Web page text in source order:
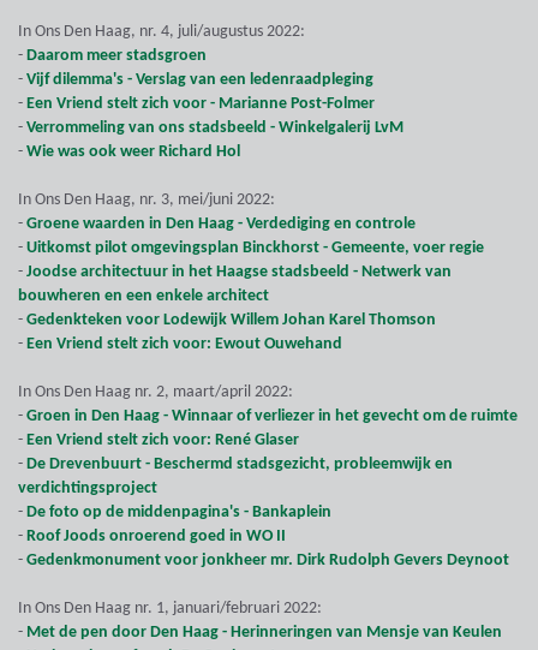
In Ons Den Haag, nr. 4, juli/augustus 2022:
- Daarom meer stadsgroen
- Vijf dilemma's - Verslag van een ledenraadpleging
- Een Vriend stelt zich voor - Marianne Post-Folmer
- Verrommeling van ons stadsbeeld - Winkelgalerij LvM
- Wie was ook weer Richard Hol
In Ons Den Haag, nr. 3, mei/juni 2022:
- Groene waarden in Den Haag - Verdediging en controle
- Uitkomst pilot omgevingsplan Binckhorst - Gemeente, voer regie
- Joodse architectuur in het Haagse stadsbeeld - Netwerk van
bouwheren en een enkele architect
- Gedenkteken voor Lodewijk Willem Johan Karel Thomson
- Een Vriend stelt zich voor: Ewout Ouwehand
In Ons Den Haag nr. 2, maart/april 2022:
- Groen in Den Haag - Winnaar of verliezer in het gevecht om de ruimte
- Een Vriend stelt zich voor: René Glaser
- De Drevenbuurt - Beschermd stadsgezicht, probleemwijk en
verdichtingsproject
- De foto op de middenpagina's - Bankaplein
- Roof Joods onroerend goed in WO II
- Gedenkmonument voor jonkheer mr. Dirk Rudolph Gevers Deynoot
In Ons Den Haag nr. 1, januari/februari 2022:
- Met de pen door Den Haag - Herinneringen van Mensje van Keulen